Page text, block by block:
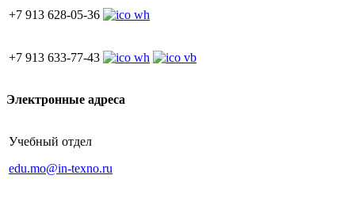
+7 913 628-05-36
+7 913 633-77-43
Электронные адреса
Учебный отдел
edu.mo@in-texno.ru